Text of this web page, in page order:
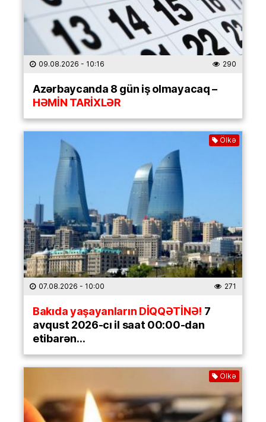
09.08.2026 - 10:16 290
Azərbaycanda 8 gün iş olmayacaq –
HƏMİN TARİXLƏR
Ölkə
07.08.2026 - 10:00 271
Bakıda yaşayanların DİQQƏTİNƏ! 7
avqust 2026-cı il saat 00:00-dan
etibarən…
Ölkə